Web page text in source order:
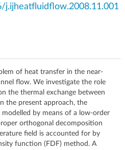
j.ijheatfluidflow.2008.11.001
of heat transfer in the near-
flow. We investigate the role
the thermal exchange between
the present approach, the
by means of a low-order
orthogonal decomposition
field is accounted for by
function (FDF) method. A